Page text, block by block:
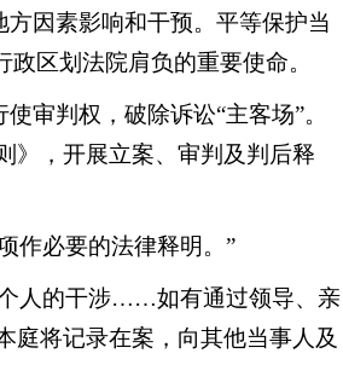
因素影响和干预。平等保护当
区划法院肩负的重要使命。
审判权，破除诉讼“主客场”。
》，开展立案、审判及判后释
作必要的法律释明。”
人的干涉……如有通过领导、亲
庭将记录在案，向其他当事人及